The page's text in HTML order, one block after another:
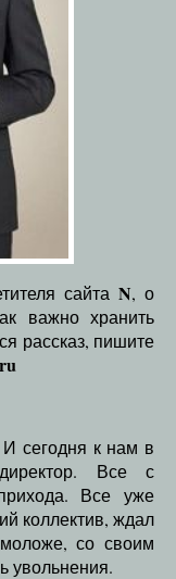
сайта N, о
важно хранить
рассказ, пишите
сегодня к нам в
Все с
Все уже
коллектив, ждал
со своим
увольнения.